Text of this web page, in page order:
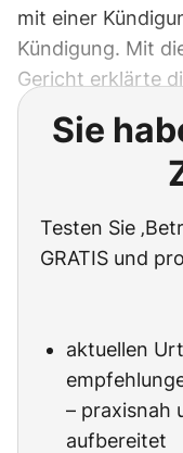
mit einer
Kündigung. Mit
Gericht erklärte
Sie
Testen Sie
GRATIS und
aktuellen
– praxisnah
aufbereitet